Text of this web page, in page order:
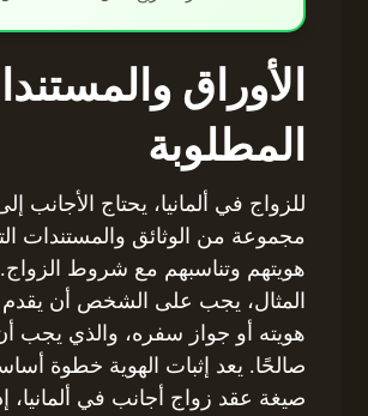
الأوراق
المطلوبة
للزواج في ألمانيا، يحتاج الأجانب
مجموعة من الوثائق والمستندات
هويتهم وتناسبهم مع شروط
المثال، يجب على الشخص أن
هويته أو جواز سفره، والذي يجب
صالحًا. يعد إثبات الهوية خطوة
صيغة عقد زواج أجانب في ألمانيا،